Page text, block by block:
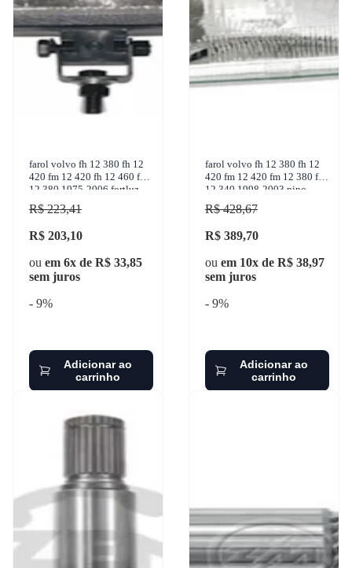
farol volvo fh 12 380 fh 12
420 fm 12 420 fh 12 460 fm
12 380 1975-2006 fortluz -
580
R$ 223,41
R$ 203,10
ou em 6x de R$ 33,85
sem juros
- 9%
Adicionar ao
carrinho
farol volvo fh 12 380 fh 12
420 fm 12 420 fm 12 380 fm
12 340 1998-2003 nino
farois - f-129
R$ 428,67
R$ 389,70
ou em 10x de R$ 38,97
sem juros
- 9%
Adicionar ao
carrinho